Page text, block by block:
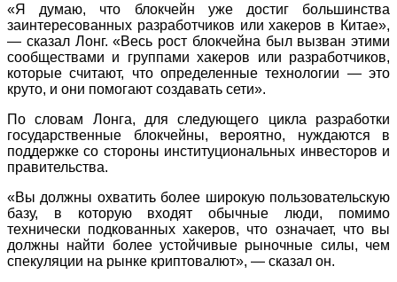
«Я думаю, что блокчейн уже достиг большинства
заинтересованных разработчиков или хакеров в Китае»,
— сказал Лонг. «Весь рост блокчейна был вызван этими
сообществами и группами хакеров или разработчиков,
которые считают, что определенные технологии — это
круто, и они помогают создавать сети».
По словам Лонга, для следующего цикла разработки
государственные блокчейны, вероятно, нуждаются в
поддержке со стороны институциональных инвесторов и
правительства.
«Вы должны охватить более широкую пользовательскую
базу, в которую входят обычные люди, помимо
технически подкованных хакеров, что означает, что вы
должны найти более устойчивые рыночные силы, чем
спекуляции на рынке криптовалют», — сказал он.